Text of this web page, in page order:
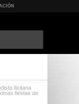
ilicitana
fiestas de